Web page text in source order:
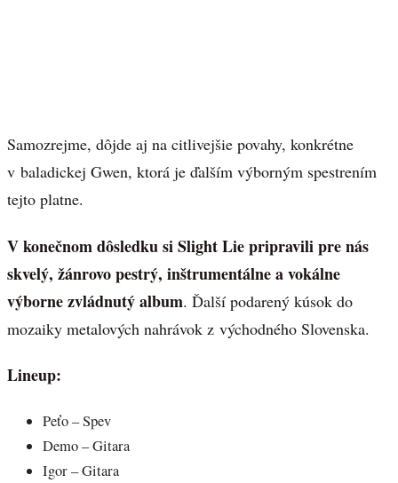
Samozrejme, dôjde aj na citlivejšie povahy, konkrétne
v baladickej Gwen, ktorá je ďalším výborným spestrením
tejto platne.
V konečnom dôsledku si Slight Lie pripravili pre nás
skvelý, žánrovo pestrý, inštrumentálne a vokálne
výborne zvládnutý album. Ďalší podarený kúsok do
mozaiky metalových nahrávok z východného Slovenska.
Lineup:
Peťo – Spev
Demo – Gitara
Igor – Gitara